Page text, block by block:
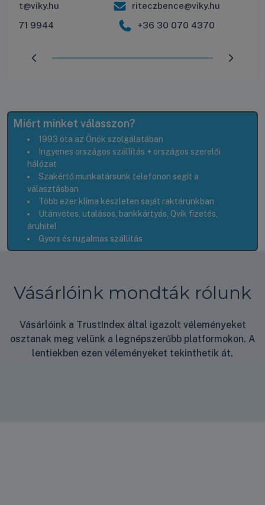
571 9944
riteczbence@viky.hu
+36 30 070 4370
Miért minket válasszon?
1993 óta az Önök szolgálatában
Ingyenes országos szállítás + országos szerelői
hálózat
Szakértő munkatársunk telefonon segít a
választásban
Több ezer klíma készleten saját raktárunkban
Utánvétes, utalásos, bankkártyás, Qvik fizetés,
áruhitel
Gyors és rugalmas szállítás
Vásárlóink mondták rólunk
Vásárlóink a TrustIndex által igazolt véleményeket
osztanak meg velünk a legnépszerűbb platformokon. A
lentiekben ezen véleményeket tekinthetik át.